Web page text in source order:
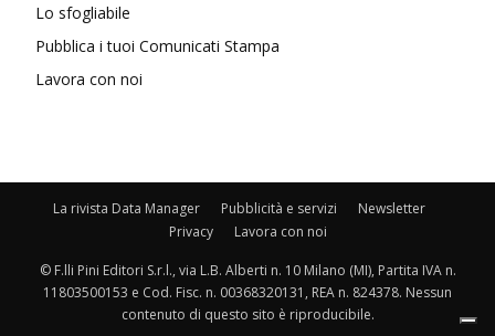
Lo sfogliabile
Pubblica i tuoi Comunicati Stampa
Lavora con noi
La rivista Data Manager Pubblicità e servizi
Newsletter
Privacy
Lavora con noi
© F.lli Pini Editori S.r.l., via L.B. Alberti n. 10 Milano (MI), Partita IVA n.
11803500153 e Cod. Fisc. n. 00368320131, REA n. 824378. Nessun
contenuto di questo sito è riproducibile.